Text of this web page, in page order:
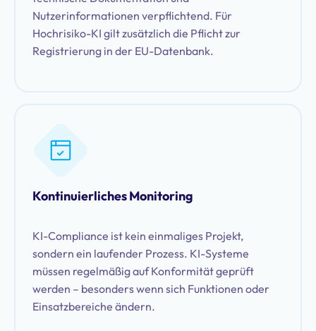
Nutzerinformationen verpflichtend. Für
Hochrisiko-KI gilt zusätzlich die Pflicht zur
Registrierung in der EU-Datenbank.
Kontinuierliches Monitoring
KI-Compliance ist kein einmaliges Projekt,
sondern ein laufender Prozess. KI-Systeme
müssen regelmäßig auf Konformität geprüft
werden – besonders wenn sich Funktionen oder
Einsatzbereiche ändern.